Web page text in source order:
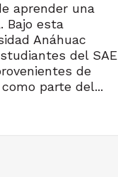
aprender una
Bajo esta
Anáhuac
del SAE
de
parte del...